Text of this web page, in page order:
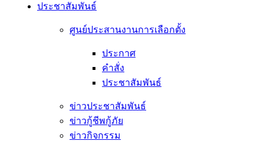
ประชาสัมพันธ์
ศูนย์ประสานงานการเลือกตั้ง
ประกาศ
คำสั่ง
ประชาสัมพันธ์
ข่าวประชาสัมพันธ์
ข่าวกู้ชีพกู้ภัย
ข่าวกิจกรรม